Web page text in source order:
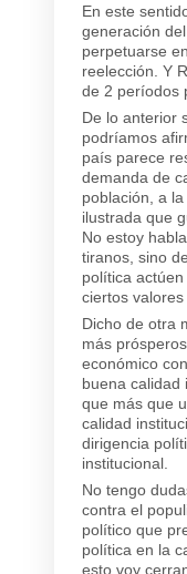
En este
generación
perpetuarse
reelección. Y
de 2 períodos
De lo anterior
podríamos
país parece
demanda de
población, a
ilustrada que
No estoy
tiranos, sino
política
ciertos valores
Dicho de otra
más
económico
buena calidad
que más que
calidad
dirigencia
institucional.
No tengo
contra el
político que
política en la
esto voy